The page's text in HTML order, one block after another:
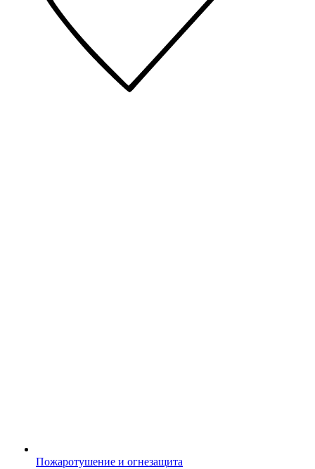
Пожаротушение и огнезащита